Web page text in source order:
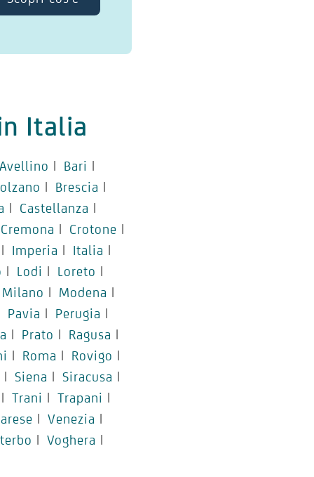
Italia
Avellino | Bari |
| Brescia |
| Castellanza |
Cremona | Crotone |
| Imperia | Italia |
| Lodi | Loreto |
Milano | Modena |
Pavia | Perugia |
| Prato | Ragusa |
| Roma | Rovigo |
| Siena | Siracusa |
| Trani | Trapani |
| Venezia |
| Voghera |